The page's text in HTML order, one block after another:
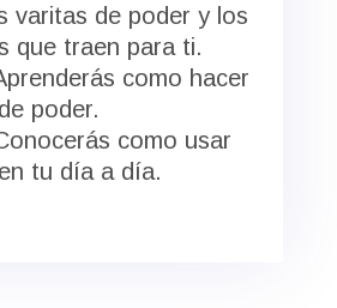
varitas de poder y los
que traen para ti.
como hacer
poder.
como usar
tu día a día.